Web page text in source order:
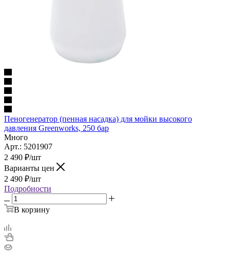
Пеногенератор (пенная насадка) для мойки высокого
давления Greenworks, 250 бар
Много
Арт.: 5201907
2 490 ₽/шт
Варианты цен
2 490 ₽/шт
Подробности
В корзину